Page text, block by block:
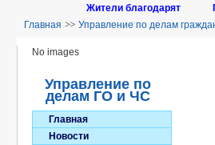
Жители благодарят
Главная
Управление по делам
No images
Управление по
делам ГО и ЧС
Главная
Новости